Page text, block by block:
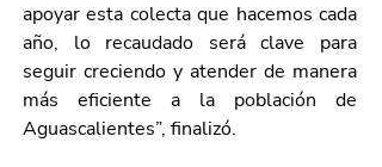
apoyar esta colecta que hacemos cada
año, lo recaudado será clave para
seguir creciendo y atender de manera
más eficiente a la población de
Aguascalientes”, finalizó.